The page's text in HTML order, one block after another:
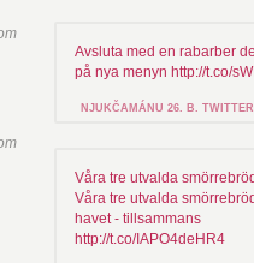
Avsluta med en rabarber
på nya menyn http://t.co/
NJUKČAMÁNU 26. B. TWITTER
Våra tre utvalda
Våra tre utvalda
havet - tillsammans
http://t.co/IAPO4deHR4